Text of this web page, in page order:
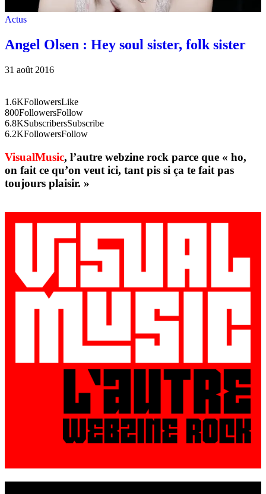
Actus
Angel Olsen : Hey soul sister, folk sister
31 août 2016
1.6KFollowersLike
800FollowersFollow
6.8KSubscribersSubscribe
6.2KFollowersFollow
VisualMusic, l’autre webzine rock parce que « ho,
on fait ce qu’on veut ici, tant pis si ça te fait pas
toujours plaisir. »